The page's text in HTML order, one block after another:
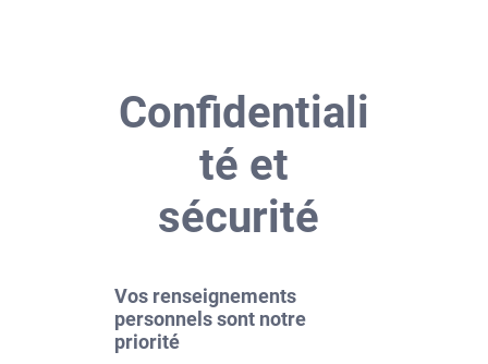
Confidentiali
té et
sécurité
Vos renseignements
personnels sont notre
priorité